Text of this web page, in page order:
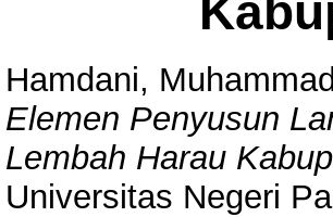
Hamdani, Muhammad
Elemen Penyusun
Lembah Harau
Universitas Negeri